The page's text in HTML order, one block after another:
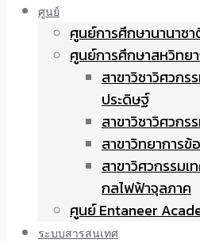
ศูนย์
ศูนย์การศึกษานานาช
ศูนย์การศึกษาสหวิทย
สาขาวิชาวิศวก
ประดิษฐ์
สาขาวิชาวิศวก
สาขาวิทยาการข้
สาขาวิศวกรรมเ
กลไฟฟ้าจุลภาค
ศูนย์ Entaneer
ระบบสารสนเทศ